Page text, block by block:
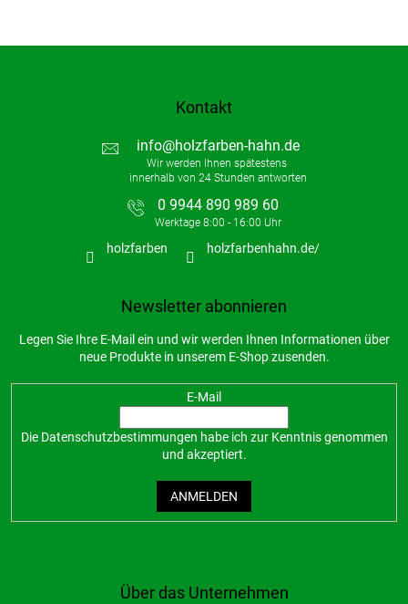
L
e
Über das Unternehmen
Kontakt
info@holzfarben-hahn.de
0 9944 890 989 60
holzfarben holzfarbenhahn.de/
Newsletter abonnieren
Legen Sie Ihre E-Mail ein und wir werden Ihnen Informationen über
neue Produkte in unserem E-Shop zusenden.
E-Mail
Die Datenschutzbestimmungen habe ich zur Kenntnis genommen
und akzeptiert.
ANMELDEN